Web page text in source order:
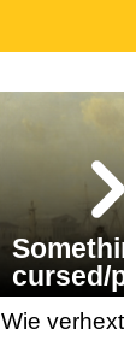
cursed/
Wie verhext